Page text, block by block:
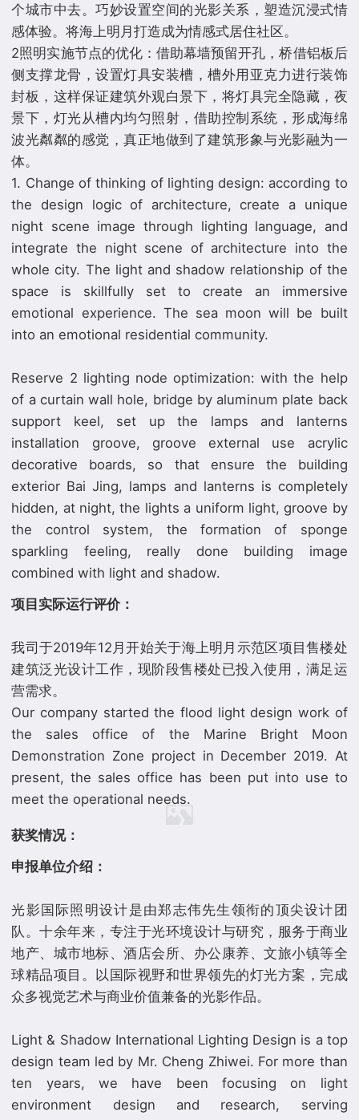
个城市中去。巧妙设置空间的光影关系，塑造沉浸式情
感体验。将海上明月打造成为情感式居住社区。
2照明实施节点的优化：借助幕墙预留开孔，桥借铝板后
侧支撑龙骨，设置灯具安装槽，槽外用亚克力进行装饰
封板，这样保证建筑外观白景下，将灯具完全隐藏，夜
景下，灯光从槽内均匀照射，借助控制系统，形成海绵
波光粼粼的感觉，真正地做到了建筑形象与光影融为一
体。
1. Change of thinking of lighting design: according to
the design logic of architecture, create a unique
night scene image through lighting language, and
integrate the night scene of architecture into the
whole city. The light and shadow relationship of the
space is skillfully set to create an immersive
emotional experience. The sea moon will be built
into an emotional residential community.
Reserve 2 lighting node optimization: with the help
of a curtain wall hole, bridge by aluminum plate back
support keel, set up the lamps and lanterns
installation groove, groove external use acrylic
decorative boards, so that ensure the building
exterior Bai Jing, lamps and lanterns is completely
hidden, at night, the lights a uniform light, groove by
the control system, the formation of sponge
sparkling feeling, really done building image
项目实际运行评价：
我司于2019年12月开始关于海上明月示范区项目售楼处
建筑泛光设计工作，现阶段售楼处已投入使用，满足运
营需求。
Our company started the flood light design work of
the sales office of the Marine Bright Moon
Demonstration Zone project in December 2019. At
present, the sales office has been put into use to
获奖情况：
申报单位介绍：
光影国际照明设计是由郑志伟先生领衔的顶尖设计团
队。十余年来，专注于光环境设计与研究，服务于商业
地产、城市地标、酒店会所、办公康养、文旅小镇等全
球精品项目。以国际视野和世界领先的灯光方案，完成
众多视觉艺术与商业价值兼备的光影作品。
Light & Shadow International Lighting Design is a top
design team led by Mr. Cheng Zhiwei. For more than
ten years, we have been focusing on light
environment design and research, serving